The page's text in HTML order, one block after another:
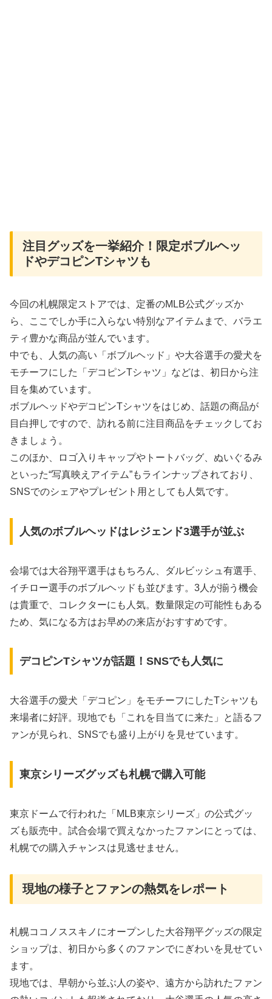
注目グッズを一挙紹介！限定ボブルヘッ
ドやデコピンTシャツも
今回の札幌限定ストアでは、定番のMLB公式グッズか
ら、ここでしか手に入らない特別なアイテムまで、バラエ
ティ豊かな商品が並んでいます。
中でも、人気の高い「ボブルヘッド」や大谷選手の愛犬を
モチーフにした「デコピンTシャツ」などは、初日から注
目を集めています。
ボブルヘッドやデコピンTシャツをはじめ、話題の商品が
目白押しですので、訪れる前に注目商品をチェックしてお
きましょう。
このほか、ロゴ入りキャップやトートバッグ、ぬいぐるみ
といった“写真映えアイテム”もラインナップされており、
SNSでのシェアやプレゼント用としても人気です。
人気のボブルヘッドはレジェンド3選手が並ぶ
会場では大谷翔平選手はもちろん、ダルビッシュ有選手、
イチロー選手のボブルヘッドも並びます。3人が揃う機会
は貴重で、コレクターにも人気。数量限定の可能性もある
ため、気になる方はお早めの来店がおすすめです。
デコピンTシャツが話題！SNSでも人気に
大谷選手の愛犬「デコピン」をモチーフにしたTシャツも
来場者に好評。現地でも「これを目当てに来た」と語るフ
ァンが見られ、SNSでも盛り上がりを見せています。
東京シリーズグッズも札幌で購入可能
東京ドームで行われた「MLB東京シリーズ」の公式グッ
ズも販売中。試合会場で買えなかったファンにとっては、
札幌での購入チャンスは見逃せません。
現地の様子とファンの熱気をレポート
札幌ココノススキノにオープンした大谷翔平グッズの限定
ショップは、初日から多くのファンでにぎわいを見せてい
ます。
現地では、早朝から並ぶ人の姿や、遠方から訪れたファン